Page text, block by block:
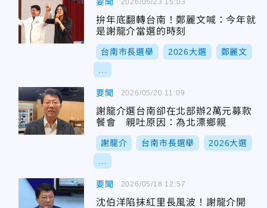
拚年底翻轉台南！鄭麗文喊：今年就
是謝龍介當選的時刻
台南市長選舉 2026大選 鄭麗文
要聞
謝龍介選台南卻在北部辦2萬元募款
餐會 親吐原因：為北漂鄉親
謝龍介 台南市長選舉 2026大選
2026/05/20 11:09
要聞
沈伯洋陷抹紅里長風波！謝龍介開
2026/05/18 12:57